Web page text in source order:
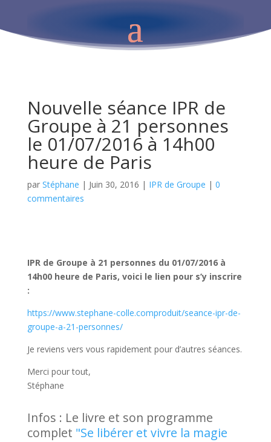
Nouvelle séance IPR de
Groupe à 21 personnes
le 01/07/2016 à 14h00
heure de Paris
par Stéphane | Juin 30, 2016 | IPR de Groupe | 0
commentaires
IPR de Groupe à 21 personnes du 01/07/2016 à
14h00 heure de Paris, voici le lien pour s’y inscrire
:
https://www.stephane-colle.comproduit/seance-ipr-de-
groupe-a-21-personnes/
Je reviens vers vous rapidement pour d’autres séances.
Merci pour tout,
Stéphane
Infos : Le livre et son programme
complet "Se libérer et vivre la magie